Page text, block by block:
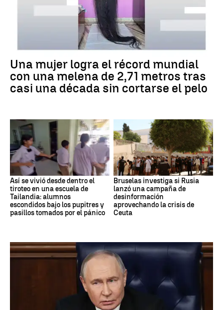
Una mujer logra el récord mundial
con una melena de 2,71 metros tras
casi una década sin cortarse el pelo
Así se vivió desde dentro el
tiroteo en una escuela de
Tailandia: alumnos
escondidos bajo los pupitres y
pasillos tomados por el pánico
Bruselas investiga si Rusia
lanzó una campaña de
desinformación
aprovechando la crisis de
Ceuta